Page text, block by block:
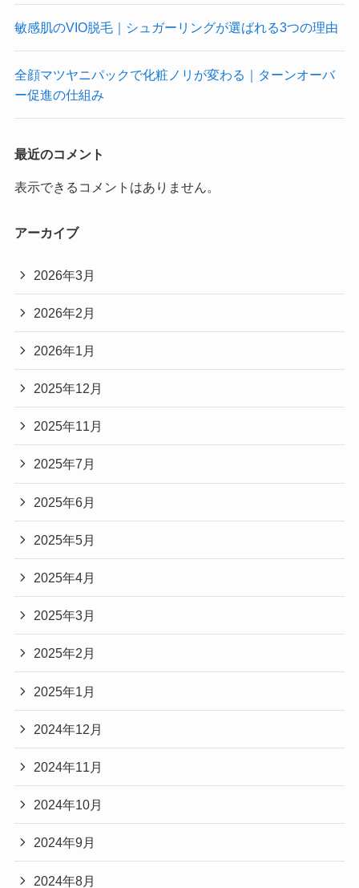
敏感肌のVIO脱毛｜シュガーリングが選ばれる3つの理由
全顔マツヤニパックで化粧ノリが変わる｜ターンオーバ
ー促進の仕組み
最近のコメント
表示できるコメントはありません。
アーカイブ
2026年3月
2026年2月
2026年1月
2025年12月
2025年11月
2025年7月
2025年6月
2025年5月
2025年4月
2025年3月
2025年2月
2025年1月
2024年12月
2024年11月
2024年10月
2024年9月
2024年8月